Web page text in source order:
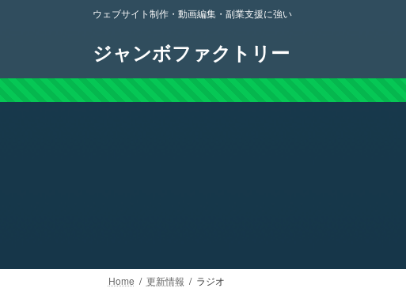
ツ
へ
シ
ョ
ウェブサイト制作・動画編集・副業支援に強い
ジャンボファクトリー
Home 更新情報 ラジオ